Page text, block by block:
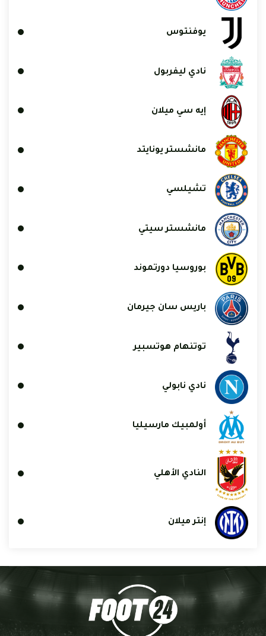
يوفنتوس
نادي ليفربول
إيه سي ميلان
مانشستر يونايتد
تشيلسي
مانشستر سيتي
بوروسيا دورتموند
باريس سان جيرمان
توتنهام هوتسبير
نادي نابولي
أولمبيك مارسيليا
النادي الأهلي
إنتر ميلان